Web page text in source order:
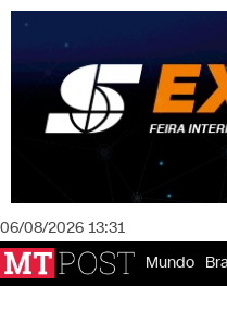
06/08/2026 13:31
Mundo